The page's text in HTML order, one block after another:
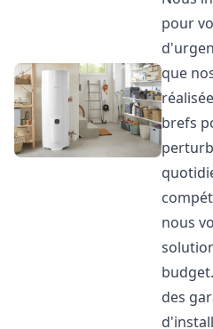
pour
que
brefs
nous
des